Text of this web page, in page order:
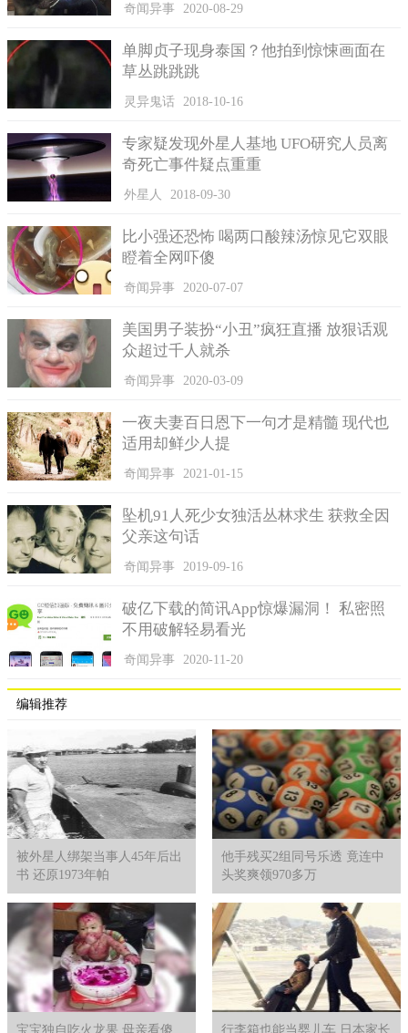
关于 UFO的议论
据说，当机场指挥中心发现这个UFO时，马上致电空军总指
挥部，问询当晚是否有空军方面的军事演习或表演之类的活动，
再或者是有某种新研发的高科技飞行器试航之类的，但空军全面
杭州机场专业人士和空军有关人士认为，一般普通飞机的机
身出不可能有红点，即使是双引擎发动机在1000米的高空飞行，
尾部也不会出现红色的火焰，就算是出现故障从高空坠毁，也只
还有一些专家说不排除是一些国家的卫星出现故障出现坠落
的情况，但这绝对是小概率事件，就算出现又怎么可能如此有规
律呢？
因为根据张老师的证词，他已经连续好几天都在同一个方位
上观察到 UFO了，而且机场人员也表示，这架不明飞行物在机场
上空盘旋了好长一段时间才飞走的，如果是卫星坠毁几分钟就可
以了，又怎么可能有规律分阶段的坠毁呢？
因此，种种迹象都表明这很有可能是一起UFO事件。
奇闻异事 2020-08-29
单脚贞子现身泰国？他拍到惊悚画面在
草丛跳跳跳
灵异鬼话 2018-10-16
专家疑发现外星人基地 UFO研究人员离
奇死亡事件疑点重重
外星人 2018-09-30
比小强还恐怖 喝两口酸辣汤惊见它双眼
瞪着全网吓傻
奇闻异事 2020-07-07
美国男子装扮“小丑”疯狂直播 放狠话观
众超过千人就杀
奇闻异事 2020-03-09
一夜夫妻百日恩下一句才是精髓 现代也
适用却鲜少人提
奇闻异事 2021-01-15
坠机91人死少女独活丛林求生 获救全因
父亲这句话
奇闻异事 2019-09-16
破亿下载的简讯App惊爆漏洞！ 私密照
不用破解轻易看光
奇闻异事 2020-11-20
编辑推荐
被外星人绑架当事人45年后出
书 还原1973年帕
他手残买2组同号乐透 竟连中
头奖爽领970多万
宝宝独自吃火龙果 母亲看傻 行李箱也能当婴儿车 日本家长